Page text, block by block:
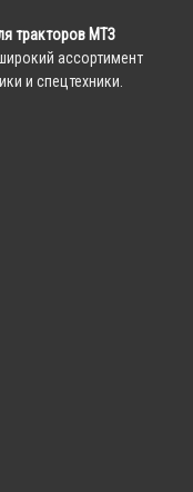
тракторов МТЗ
ассортимент
и спецтехники.